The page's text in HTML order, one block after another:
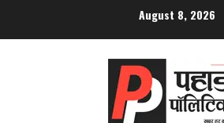
August 8, 2026